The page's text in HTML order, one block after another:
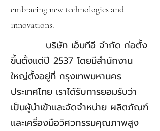
embracing new technologies and
innovations.
บริษัท เอ็มทีอี จำกัด ก่อตั้ง
ขึ้นตั้งแต่ปี 2537 โดยมีสำนักงาน
ใหญ่ตั้งอยู่ที่ กรุงเทพมหานคร
ประเทศไทย เราได้รับการยอมรับว่า
เป็นผู้นำเข้าและจัดจำหน่าย ผลิตภัณฑ์
และเครื่องมือวิศวกรรมคุณภาพสูง